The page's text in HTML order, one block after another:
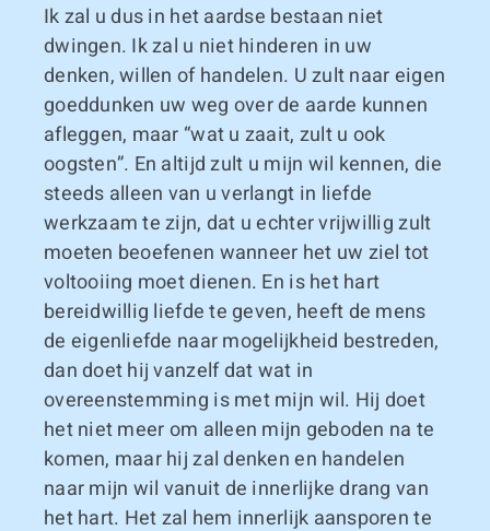
Ik zal u dus in het aardse bestaan niet
dwingen. Ik zal u niet hinderen in uw
denken, willen of handelen. U zult naar eigen
goeddunken uw weg over de aarde kunnen
afleggen, maar “wat u zaait, zult u ook
oogsten”. En altijd zult u mijn wil kennen, die
steeds alleen van u verlangt in liefde
werkzaam te zijn, dat u echter vrijwillig zult
moeten beoefenen wanneer het uw ziel tot
voltooiing moet dienen. En is het hart
bereidwillig liefde te geven, heeft de mens
de eigenliefde naar mogelijkheid bestreden,
dan doet hij vanzelf dat wat in
overeenstemming is met mijn wil. Hij doet
het niet meer om alleen mijn geboden na te
komen, maar hij zal denken en handelen
naar mijn wil vanuit de innerlijke drang van
het hart. Het zal hem innerlijk aansporen te